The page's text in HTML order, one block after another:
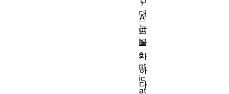
대
는
불
가
하
다
A
ut
h
e
nt
ic
at